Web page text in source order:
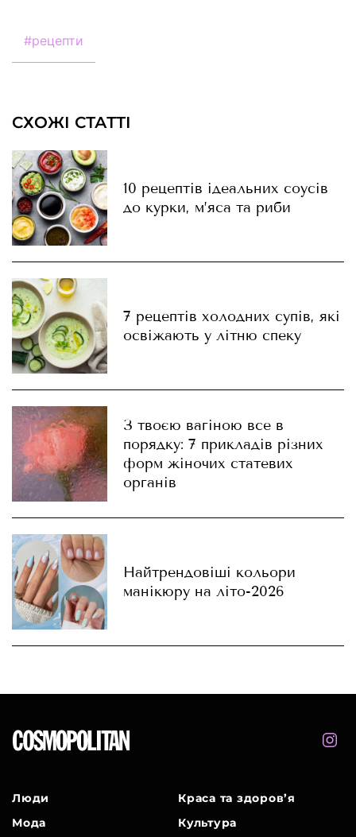
#рецепти
СХОЖІ СТАТТІ
10 рецептів ідеальних соусів
до курки, м’яса та риби
7 рецептів холодних супів, які
освіжають у літню спеку
З твоєю вагіною все в
порядку: 7 прикладів різних
форм жіночих статевих
органів
Найтрендовіші кольори
манікюру на літо-2026
Люди
Мода
Краса та здоров’я
Культура